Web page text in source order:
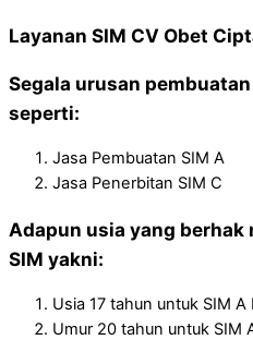
Layanan SIM CV Obet
Segala urusan
seperti:
Jasa Pembuatan SIM A
Jasa Penerbitan SIM C
Adapun usia yang berhak
SIM yakni:
Usia 17 tahun untuk SIM A
Umur 20 tahun untuk SIM